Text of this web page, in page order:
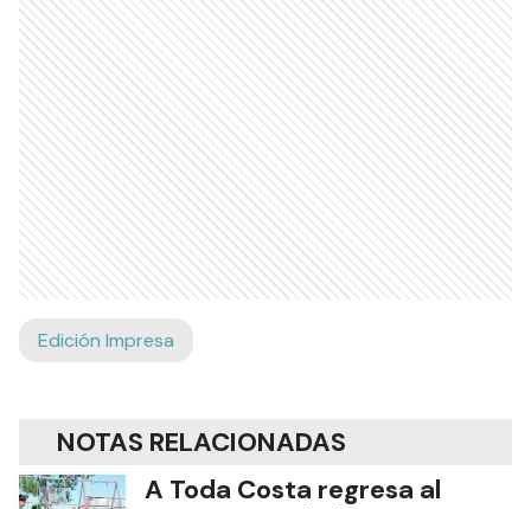
Edición Impresa
NOTAS RELACIONADAS
A Toda Costa regresa al